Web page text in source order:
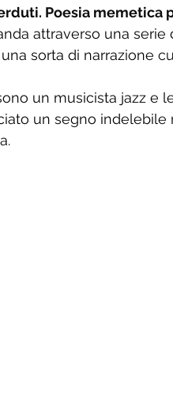
Poesia memetica
attraverso una
sorta di narrazione
un musicista jazz e
un segno indelebile